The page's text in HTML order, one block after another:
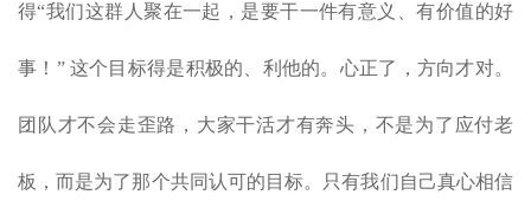
得“我们这群人聚在一起，是要干一件有意义、有价值的好
事！” 这个目标得是积极的、利他的。心正了，方向才对。
团队才不会走歪路，大家干活才有奔头，不是为了应付老
板，而是为了那个共同认可的目标。只有我们自己真心相信